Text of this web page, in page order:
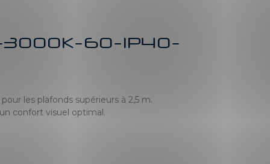
3000K-60-IP40-
les plafonds supérieurs à 2,5 m.
confort visuel optimal.